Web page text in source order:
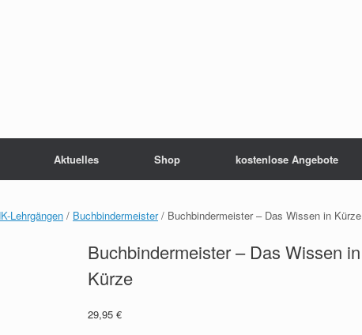
Aktuelles Shop kostenlose Angebote
Lehrgängen / Buchbindermeister/ Buchbindermeister – Das Wissen in Kürze
Buchbindermeister – Das Wissen in
Kürze
29,95€